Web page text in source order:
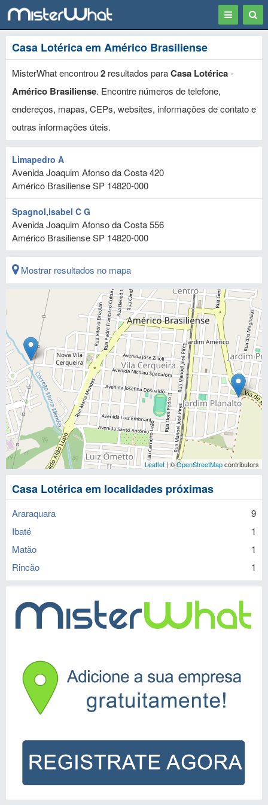
Toggle
Casa Lotérica em Américo Brasiliense
MisterWhat encontrou2 resultados paraCasa Lotérica-
Américo Brasiliense. Encontre números de telefone,
endereços, mapas, CEPs, websites, informações de contato e
outras informações úteis.
Limapedro A
Avenida Joaquim Afonso da Costa 420
Américo BrasilienseSP 14820-000
Spagnol,isabel C G
Avenida Joaquim Afonso da Costa 556
Américo BrasilienseSP 14820-000
Mostrar resultados no mapa
Leaflet | ©OpenStreetMapcontributors
Casa Lotérica em localidades próximas
Araraquara
9
Ibaté
1
Matão
1
Rincão
1